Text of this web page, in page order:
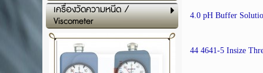
เครื่องวัดความหนึด /
Viscometer
4.0 pH Buffer
44 4641-5 Insize